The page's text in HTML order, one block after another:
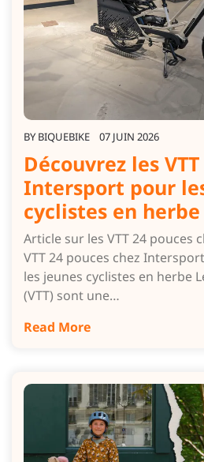
BY BIQUEBIKE 07 JUIN 2026
Découvrez les
Intersport pour
cyclistes en herbe
Article sur les VTT 24 pouces
VTT 24 pouces chez
les jeunes cyclistes en herbe
(VTT) sont une…
Read More